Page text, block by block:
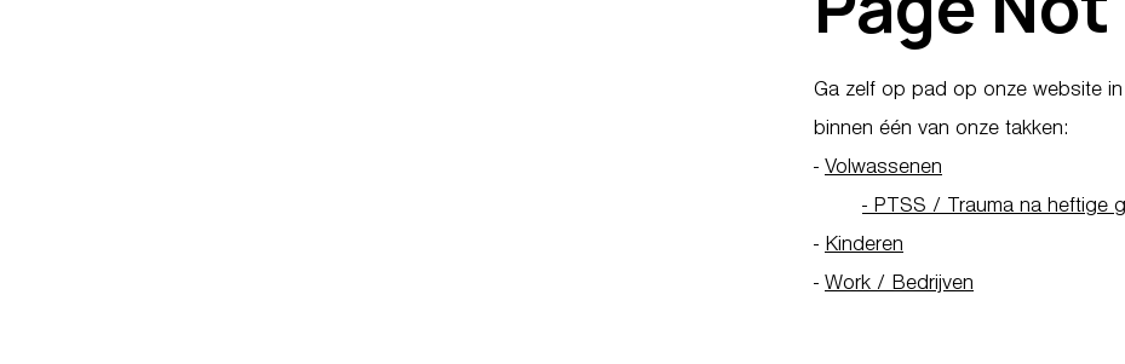
Ga zelf op pad op onze website
binnen één van onze takken:
- Volwassenen
- PTSS / Trauma na heftige
- Kinderen
- Work / Bedrijven